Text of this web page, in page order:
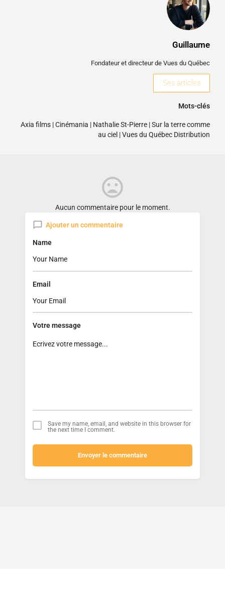
Guillaume
Fondateur et directeur de Vues du Québec
Ses articles
Mots-clés
Axia films |Cinémania | Nathalie St-Pierre |Sur la terre comme
au ciel |Vues du Québec Distribution
Aucun commentaire pour le moment.
Ajouter un commentaire
Name
Email
Votre message
Save my name, email, and website in this browser for
the next time I comment.
Envoyer le commentaire